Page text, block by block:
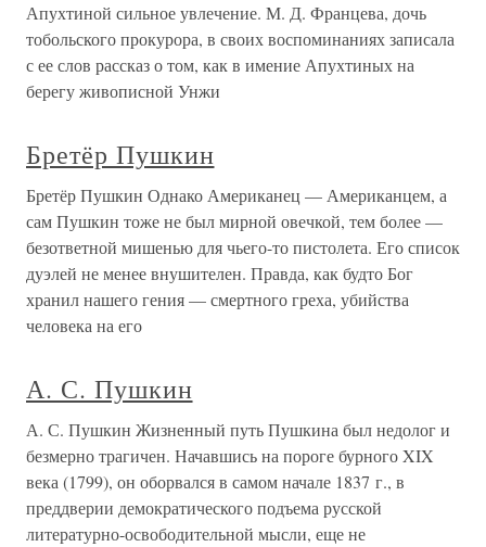
Апухтиной сильное увлечение. М. Д. Францева, дочь
тобольского прокурора, в своих воспоминаниях записала
с ее слов рассказ о том, как в имение Апухтиных на
берегу живописной Унжи
Бретёр Пушкин
Бретёр Пушкин Однако Американец — Американцем, а
сам Пушкин тоже не был мирной овечкой, тем более —
безответной мишенью для чьего-то пистолета. Его список
дуэлей не менее внушителен. Правда, как будто Бог
хранил нашего гения — смертного греха, убийства
человека на его
А. С. Пушкин
А. С. Пушкин Жизненный путь Пушкина был недолог и
безмерно трагичен. Начавшись на пороге бурного XIX
века (1799), он оборвался в самом начале 1837 г., в
преддверии демократического подъема русской
литературно-освободительной мысли, еще не